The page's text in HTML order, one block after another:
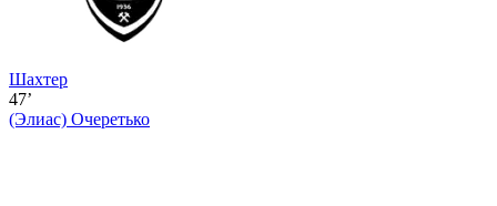
Шахтер
47’
(Элиас) Очеретько